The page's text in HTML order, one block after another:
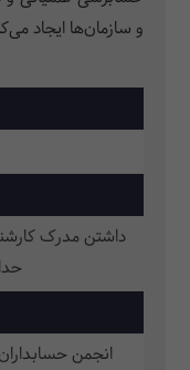
و سازمان‌ها ایجاد
داشتن مدرک
حداقل 2
انجمن